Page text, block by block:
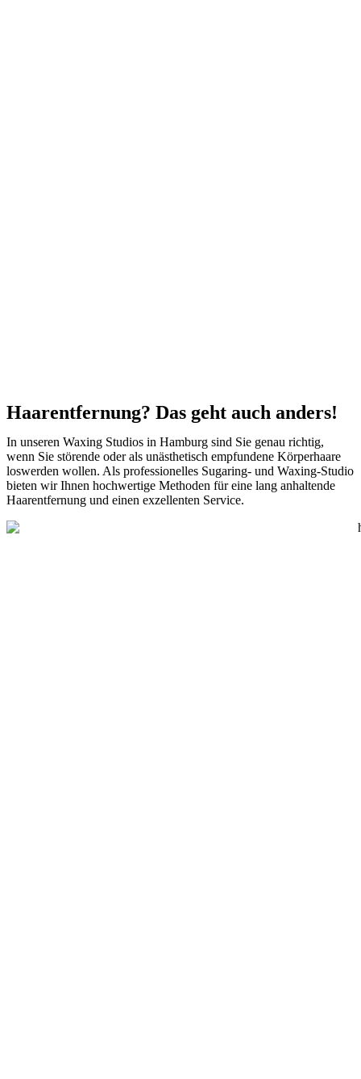
Haarentfernung? Das geht auch anders!
In unseren Waxing Studios in Hamburg sind Sie genau richtig,
wenn Sie störende oder als unästhetisch empfundene Körperhaare
loswerden wollen. Als professionelles Sugaring- und Waxing-Studio
bieten wir Ihnen hochwertige Methoden für eine lang anhaltende
Haarentfernung und einen exzellenten Service.